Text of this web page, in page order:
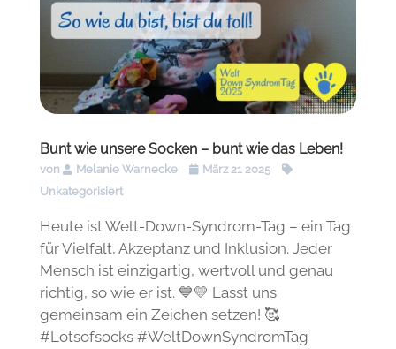
Bunt wie unsere Socken – bunt wie das Leben!
von Melanie Warnecke
März 21 2025
Unkategorisiert
Heute ist Welt-Down-Syndrom-Tag – ein Tag
für Vielfalt, Akzeptanz und Inklusion. Jeder
Mensch ist einzigartig, wertvoll und genau
richtig, so wie er ist. 💙💛 Lasst uns
gemeinsam ein Zeichen setzen! 🥰
#Lotsofsocks #WeltDownSyndromTag